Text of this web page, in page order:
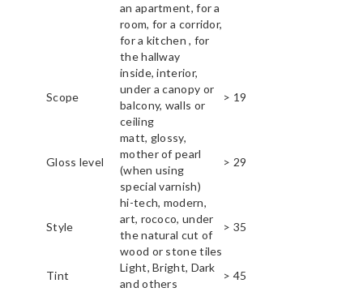
an apartment, for a
room, for a corridor,
for a kitchen , for
the hallway
Scope
inside, interior,
under a canopy or
balcony, walls or
ceiling
> 19
Gloss level
matt, glossy,
mother of pearl
(when using
special varnish)
> 29
Style
hi-tech, modern,
art, rococo, under
the natural cut of
wood or stone tiles
> 35
Tint
Light, Bright, Dark
and others
> 45